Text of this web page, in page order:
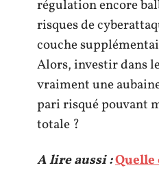
régulation encore
risques de
couche
Alors, investir dans
vraiment une
pari risqué pouvant
totale ?
A lire aussi :Quelle